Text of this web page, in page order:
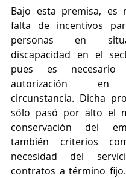
Bajo esta premisa, es
falta de incentivos
personas en
discapacidad en el
pues es necesario
autorización en
circunstancia. Dicha
sólo pasó por alto el
conservación del
también criterios
necesidad del
contratos a término